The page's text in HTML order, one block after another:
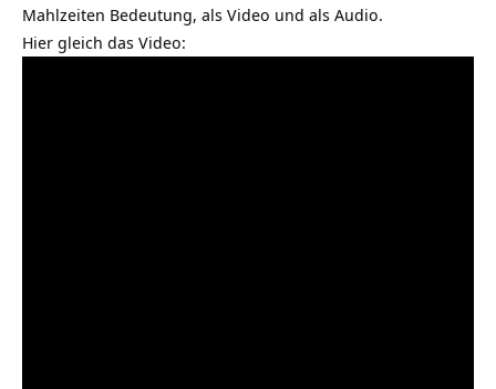
Mahlzeiten Bedeutung, als Video und als Audio.
Hier gleich das Video: